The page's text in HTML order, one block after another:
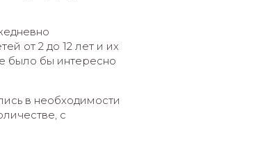
от 2 до 12 лет и их
было бы интересно
в необходимости
с